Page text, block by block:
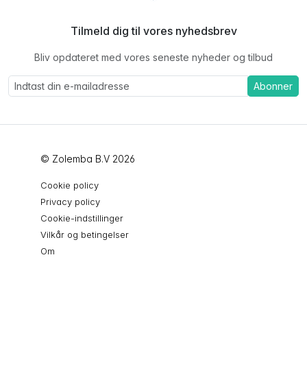
Tilmeld dig til vores nyhedsbrev
Bliv opdateret med vores seneste nyheder og tilbud
Abonner
© Zolemba B.V 2026
Cookie policy
Privacy policy
Cookie-indstillinger
Vilkår og betingelser
Om